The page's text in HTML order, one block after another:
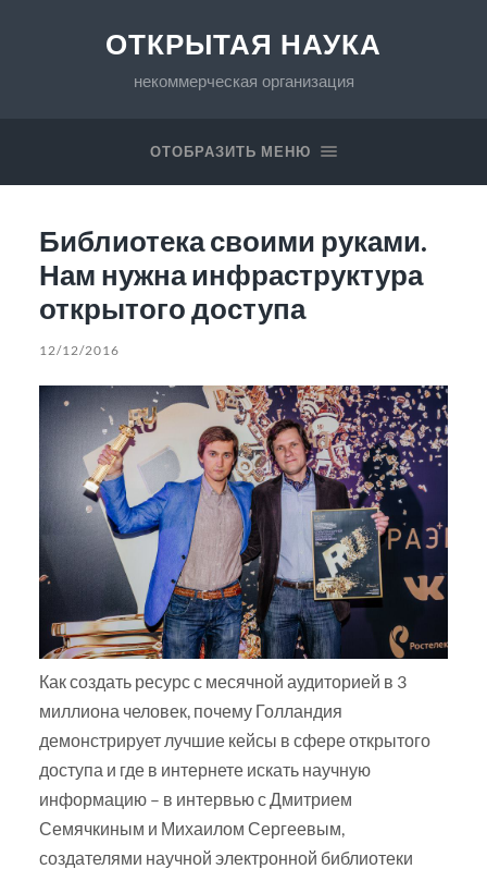
ОТКРЫТАЯ НАУКА
некоммерческая организация
ОТОБРАЗИТЬ МЕНЮ
Библиотека своими руками.
Нам нужна инфраструктура
открытого доступа
12/12/2016
Как создать ресурс с месячной аудиторией в 3
миллиона человек, почему Голландия
демонстрирует лучшие кейсы в сфере открытого
доступа и где в интернете искать научную
информацию – в интервью с Дмитрием
Семячкиным и Михаилом Сергеевым,
создателями научной электронной библиотеки